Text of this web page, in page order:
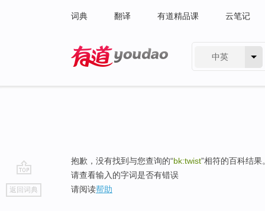
词典 翻译 有道精品课 云笔记
中英
go
top
返回词典
抱歉，没有找到与您查询的“bk:twist”相符的百科结果
请查看输入的字词是否有错误
请阅读帮助